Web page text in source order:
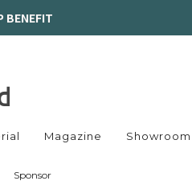
BENEFIT
Magazine Showroom
Sponsor